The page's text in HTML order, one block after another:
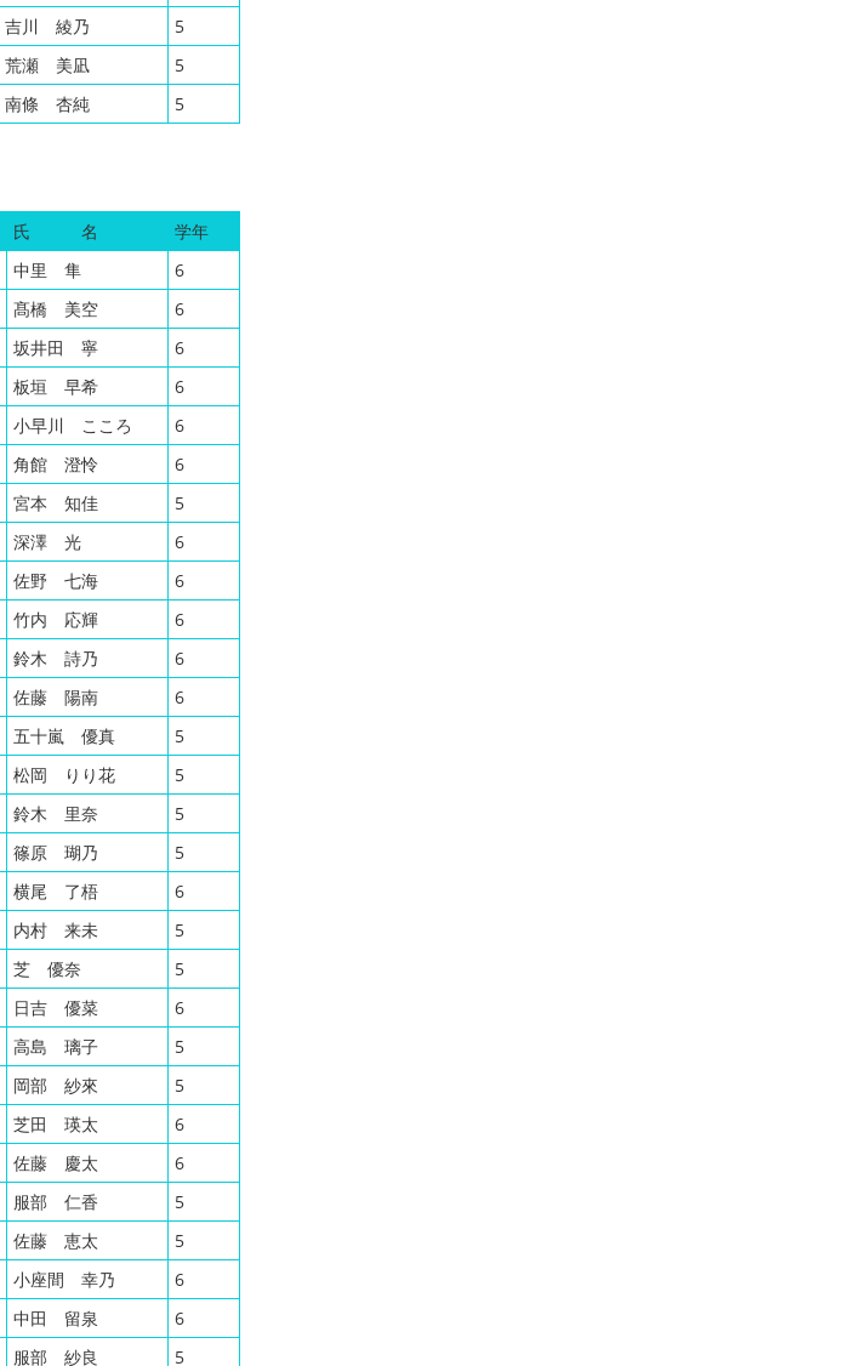
吉川 綾乃
5
荒瀬 美凪
5
南條 杏純 5
氏 名
学年
中里 隼
6
髙橋 美空
6
坂井田 寧
6
板垣 早希
6
小早川 こころ
6
角館 澄怜
6
宮本 知佳
5
深澤 光
6
佐野 七海
6
竹内 応輝
6
鈴木 詩乃
6
佐藤 陽南
6
五十嵐 優真
5
松岡 りり花
5
鈴木 里奈
5
篠原 瑚乃
5
横尾 了梧
6
内村 来未
5
芝 優奈
5
日吉 優菜
6
高島 璃子
5
岡部 紗來
5
芝田 瑛太
6
佐藤 慶太
6
服部 仁香
5
佐藤 恵太
5
小座間 幸乃
6
中田 留泉
6
服部 紗良
5